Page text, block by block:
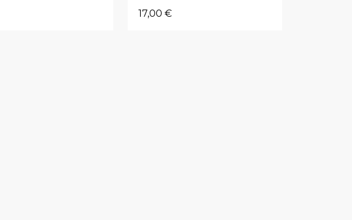
17,00 €